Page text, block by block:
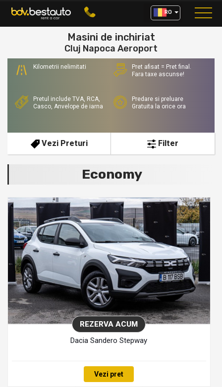
RO
Masini de inchiriat
Cluj Napoca Aeroport
Kilometrii nelimitati
Pret afisat = Pret final.
Fara taxe ascunse!
Pretul include TVA, RCA,
Casco, Anvelope de iarna
Predare si preluare
Gratuita la orice ora
Vezi Preturi Filter
Economy
REZERVA ACUM
Dacia Sandero Stepway
Vezi pret